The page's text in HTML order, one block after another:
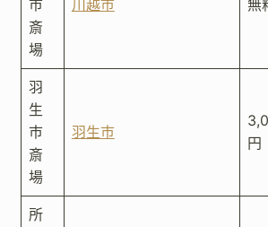
市
斎
場
川越市 無
羽
生
市
斎
場
羽生市
円
所